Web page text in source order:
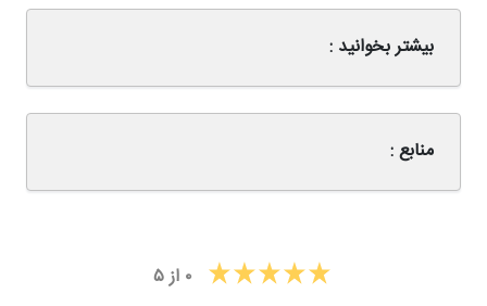
بیشتر بخوانید :
منابع :
۰ از۵